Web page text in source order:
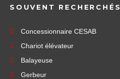
SOUVENT RECHERCHÉS
Concessionnaire CESAB
Chariot élévateur
Balayeuse
Gerbeur